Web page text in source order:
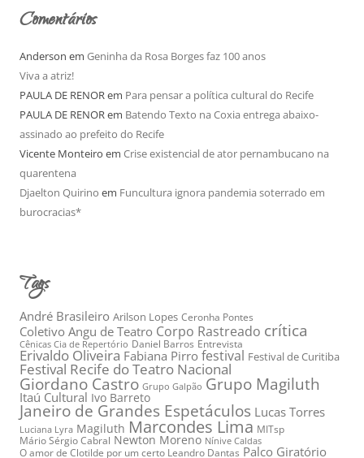
Comentários
Anderson em Geninha da Rosa Borges faz 100 anos
Viva a atriz!
PAULA DE RENORem Para pensar a política cultural do Recife
PAULA DE RENORem Batendo Texto na Coxia entrega abaixo-
assinado ao prefeito do Recife
Vicente Monteiro em Crise existencial de ator pernambucano na
quarentena
Djaelton Quirino em Funcultura ignora pandemia soterrado em
burocracias*
Tags
André Brasileiro Arilson Lopes Ceronha Pontes
Coletivo Angu de Teatro Corpo Rastreado crítica
Cênicas Cia de Repertório Daniel Barros Entrevista
Erivaldo Oliveira Fabiana Pirro festival Festival de Curitiba
Festival Recife do Teatro Nacional
Giordano Castro Grupo Galpão Grupo Magiluth
Itaú Cultural Ivo Barreto
Janeiro de Grandes Espetáculos Lucas Torres
Luciana Lyra Magiluth Marcondes Lima MITsp
Mário Sérgio Cabral Newton Moreno Nínive Caldas
O amor de Clotilde por um certo Leandro Dantas Palco Giratório